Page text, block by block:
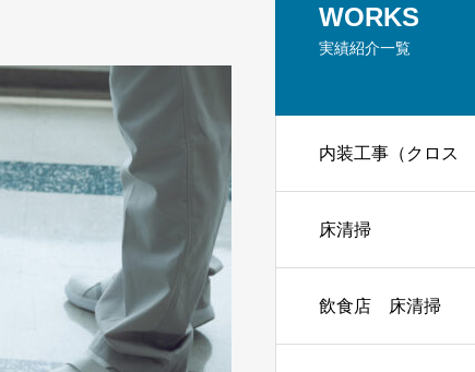
リフォームなど何でもご相談頂けます。
WORKS
実績紹介一覧
内装工事（クロス
床清掃
飲食店 床清掃